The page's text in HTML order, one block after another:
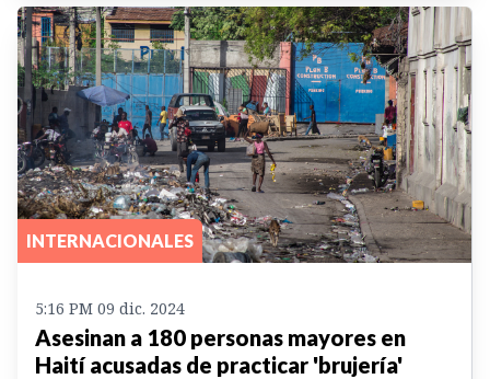
INTERNACIONALES
5:16 PM 09 dic. 2024
Asesinan a 180 personas mayores en
Haití acusadas de practicar 'brujería'